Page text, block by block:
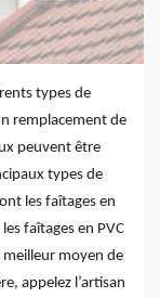
types de
remplacement de
peuvent être
types de
les faîtages en
faîtages en PVC
meilleur moyen de
appelez l’artisan